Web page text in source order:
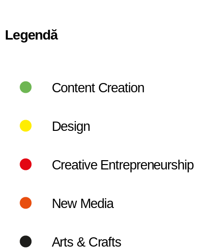
Legendă
Content Creation
Design
Creative Entrepreneurship
New Media
Arts & Crafts